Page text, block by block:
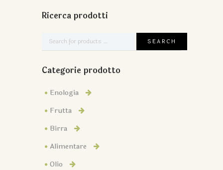
Ricerca prodotti
Categorie prodotto
Enologia
Frutta
Birra
Alimentare
Olio